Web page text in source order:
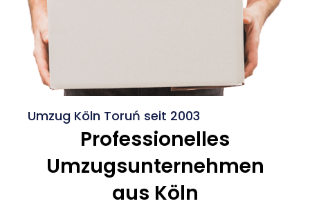
Umzug Köln Toruń seit 2003
Professionelles
Umzugsunternehmen
aus Köln